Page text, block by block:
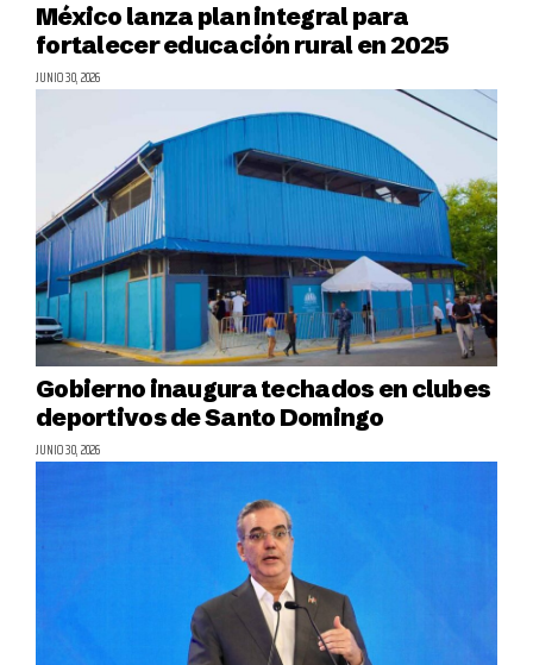
México lanza plan integral para
fortalecer educación rural en 2025
JUNIO 30, 2026
Gobierno inaugura techados en clubes
deportivos de Santo Domingo
JUNIO 30, 2026